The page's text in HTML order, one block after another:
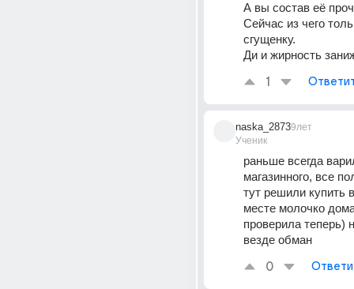
А вы состав её
Сейчас из чего
сгущенку.
Ди и жирность
1
naska_2873
Ученик
9лет
раньше всегда
магазинного, все
тут решили купить
месте молочко
проверила теперь)
везде обман
0